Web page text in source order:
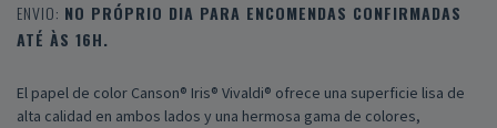
ENVIO: NO PRÓPRIO DIA PARA ENCOMENDAS CONFIRMADAS
ATÉ ÀS 16H.
El papel de color Canson® Iris® Vivaldi® ofrece una superficie lisa de
alta calidad en ambos lados y una hermosa gama de colores,